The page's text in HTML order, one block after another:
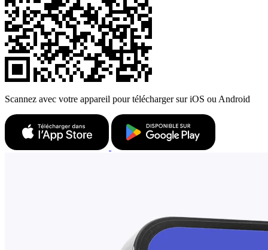
Scannez avec votre appareil pour télécharger sur iOS ou Android